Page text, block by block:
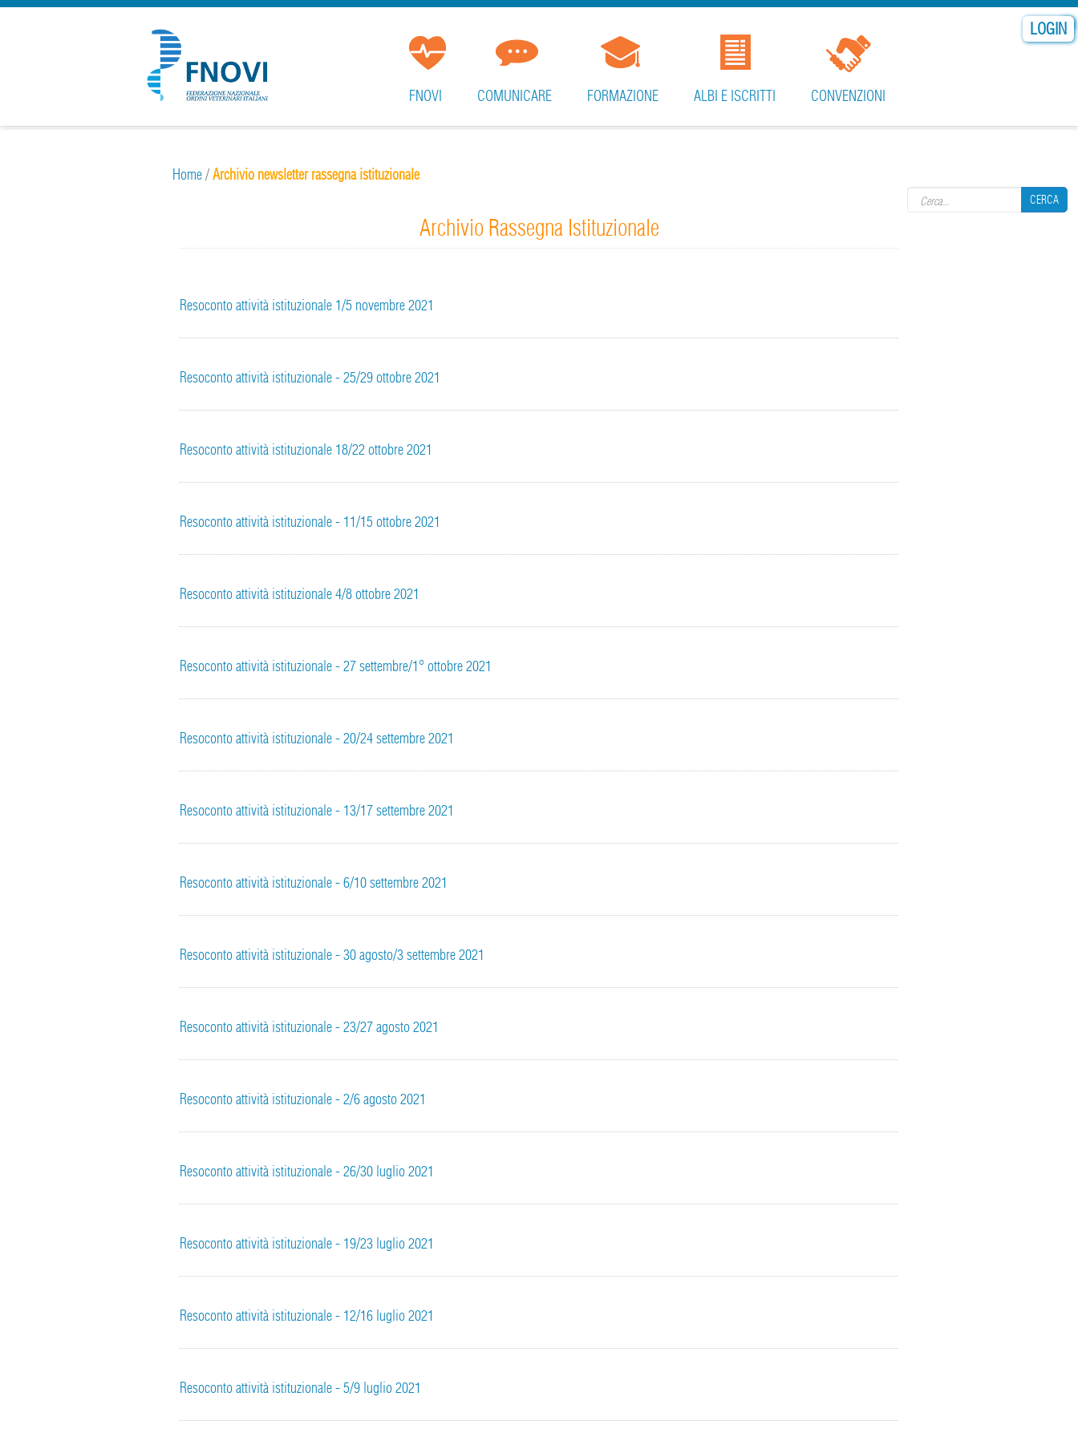
LOGIN
CERCA
FNOVI COMUNICARE FORMAZIONE ALBI E ISCRITTI CONVENZIONI
Home/Archivio newsletter rassegna istituzionale
Archivio Rassegna Istituzionale
Resoconto attività istituzionale 1/5 novembre 2021
Resoconto attività istituzionale - 25/29 ottobre 2021
Resoconto attività istituzionale 18/22 ottobre 2021
Resoconto attività istituzionale - 11/15 ottobre 2021
Resoconto attività istituzionale 4/8 ottobre 2021
Resoconto attività istituzionale - 27 settembre/1° ottobre 2021
Resoconto attività istituzionale - 20/24 settembre 2021
Resoconto attività istituzionale - 13/17 settembre 2021
Resoconto attività istituzionale - 6/10 settembre 2021
Resoconto attività istituzionale - 30 agosto/3 settembre 2021
Resoconto attività istituzionale - 23/27 agosto 2021
Resoconto attività istituzionale - 2/6 agosto 2021
Resoconto attività istituzionale - 26/30 luglio 2021
Resoconto attività istituzionale - 19/23 luglio 2021
Resoconto attività istituzionale - 12/16 luglio 2021
Resoconto attività istituzionale - 5/9 luglio 2021